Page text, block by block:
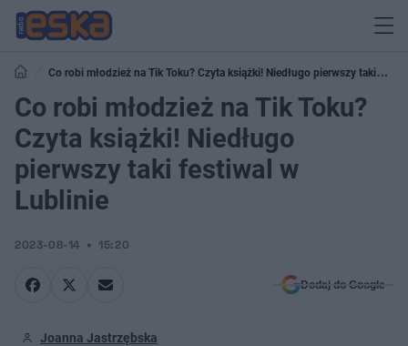
Co robi młodzież na Tik Toku? Czyta książki! Niedługo pierwszy taki
festiwal w Lublinie
Co robi młodzież na Tik Toku?
Czyta książki! Niedługo
pierwszy taki festiwal w
Lublinie
2023-08-14 15:20
Dodaj do Google
Joanna Jastrzębska